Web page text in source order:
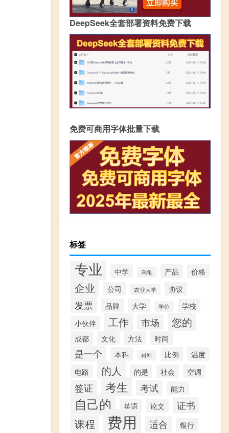
DeepSeek全套部署资料免费下载
免费可商用字体批量下载
标签
专业 中学 乌龟 产品 价格
企业 公司 农业大学 协议
发票 品牌 大学 学位
学校
小伙伴
工作 市场 您的
成都 文化 方法 时间
是一个 本科 材料 比例
温度
电路
的人 的是 社会 空调
签证 考生 考试 能力
自己的 英语 论文 证书
课程 费用 适合
银行